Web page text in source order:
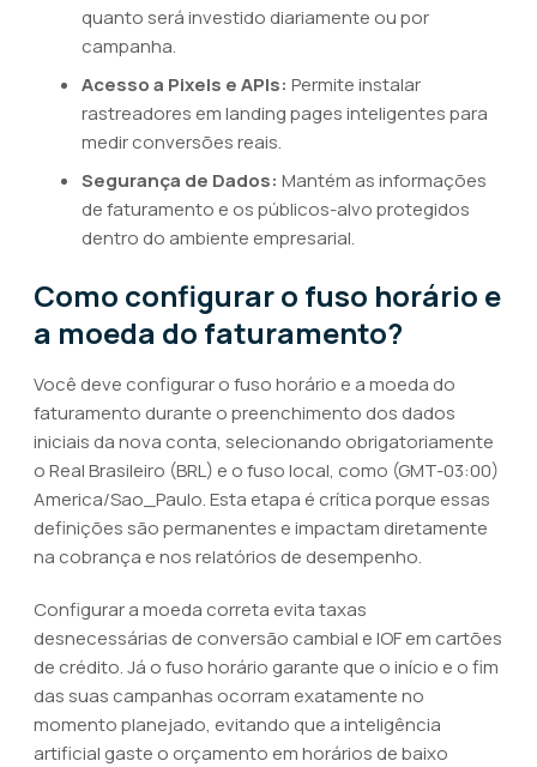
quanto será investido diariamente ou por
campanha.
Acesso a Pixels e APIs: Permite instalar
rastreadores em landing pages inteligentes para
medir conversões reais.
Segurança de Dados: Mantém as informações
de faturamento e os públicos-alvo protegidos
dentro do ambiente empresarial.
Como configurar o fuso horário e
a moeda do faturamento?
Você deve configurar o fuso horário e a moeda do
faturamento durante o preenchimento dos dados
iniciais da nova conta, selecionando obrigatoriamente
o Real Brasileiro (BRL) e o fuso local, como (GMT-03:00)
America/Sao_Paulo. Esta etapa é crítica porque essas
definições são permanentes e impactam diretamente
na cobrança e nos relatórios de desempenho.
Configurar a moeda correta evita taxas
desnecessárias de conversão cambial e IOF em cartões
de crédito. Já o fuso horário garante que o início e o fim
das suas campanhas ocorram exatamente no
momento planejado, evitando que a inteligência
artificial gaste o orçamento em horários de baixo